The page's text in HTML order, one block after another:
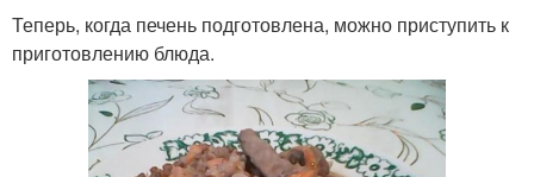
Теперь, когда печень подготовлена, можно приступить к
приготовлению блюда.